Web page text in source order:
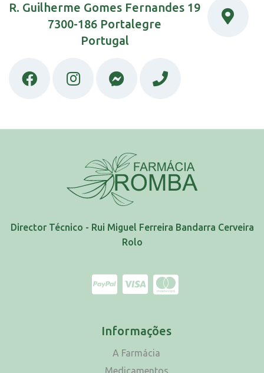
R. Guilherme Gomes Fernandes 19
7300-186 Portalegre
Portugal
Director Técnico - Rui Miguel Ferreira Bandarra Cerveira
Rolo
Informações
A Farmácia
Medicamentos